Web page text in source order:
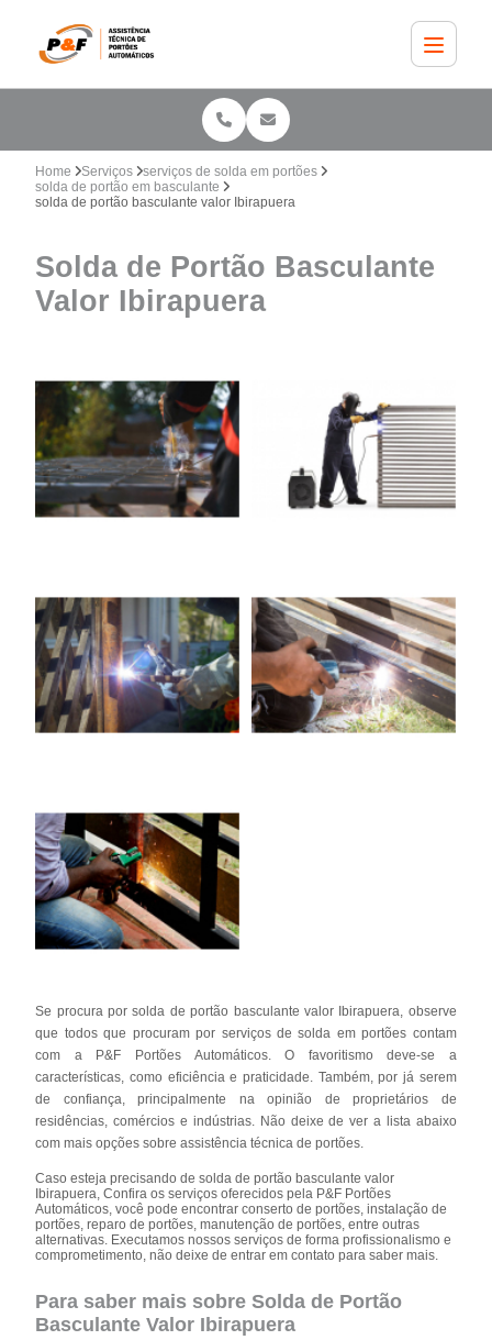
Home Serviços
serviços de solda em portões
solda de portão em basculante
solda de portão basculante valor Ibirapuera
Solda de Portão Basculante
Valor Ibirapuera
Se procura por solda de portão basculante valor Ibirapuera, observe
que todos que procuram por serviços de solda em portões contam
com a P&F Portões Automáticos. O favoritismo deve-se a
características, como eficiência e praticidade. Também, por já serem
de confiança, principalmente na opinião de proprietários de
residências, comércios e indústrias. Não deixe de ver a lista abaixo
com mais opções sobre assistência técnica de portões.
Caso esteja precisando de solda de portão basculante valor
Ibirapuera, Confira os serviços oferecidos pela P&F Portões
Automáticos, você pode encontrar conserto de portões, instalação de
portões, reparo de portões, manutenção de portões, entre outras
alternativas. Executamos nossos serviços de forma profissionalismo e
comprometimento, não deixe de entrar em contato para saber mais.
Para saber mais sobre Solda de Portão
Basculante Valor Ibirapuera